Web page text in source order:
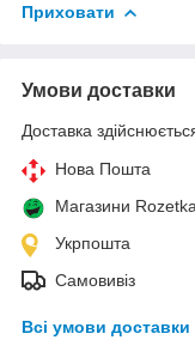
Приховати
Умови доставки
Доставка
Нова Пошта
Магазини Rozetka
Укрпошта
Самовивіз
Всі умови доставки